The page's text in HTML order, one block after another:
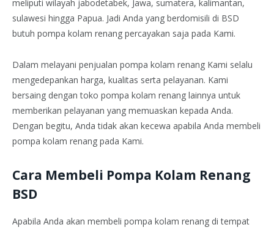
meliputi wilayah jabodetabek, Jawa, sumatera, kalimantan,
sulawesi hingga Papua. Jadi Anda yang berdomisili di BSD
butuh pompa kolam renang percayakan saja pada Kami.
Dalam melayani penjualan pompa kolam renang Kami selalu
mengedepankan harga, kualitas serta pelayanan. Kami
bersaing dengan toko pompa kolam renang lainnya untuk
memberikan pelayanan yang memuaskan kepada Anda.
Dengan begitu, Anda tidak akan kecewa apabila Anda membeli
pompa kolam renang pada Kami.
Cara Membeli Pompa Kolam Renang
BSD
Apabila Anda akan membeli pompa kolam renang di tempat